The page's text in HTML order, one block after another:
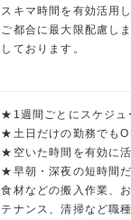
スキマ時間を有効活用
ご都合に最大限配慮し
しております。
★1週間ごとにスケジュ
★土日だけの勤務でも
★空いた時間を有効に活
★早朝・深夜の短時間だ
食材などの搬入作業、
テナンス、清掃など職